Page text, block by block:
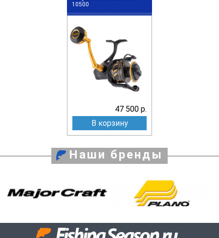
10500
47 500 р.
В корзину
Наши бренды